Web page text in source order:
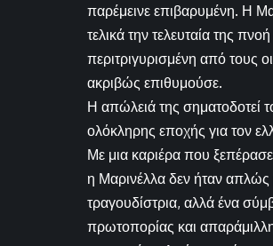
παρέμεινε επιβαρυμένη. Η
τελικά την τελευταία της
περιτριγυρισμένη από τους
ακριβώς επιθυμούσε.
Η απώλειά της σηματοδοτεί
ολόκληρης εποχής για τον
Με μια καριέρα που ξεπέρασε
η Μαρινέλλα δεν ήταν απλώς
τραγουδίστρια, αλλά ένα
πρωτοπορίας και